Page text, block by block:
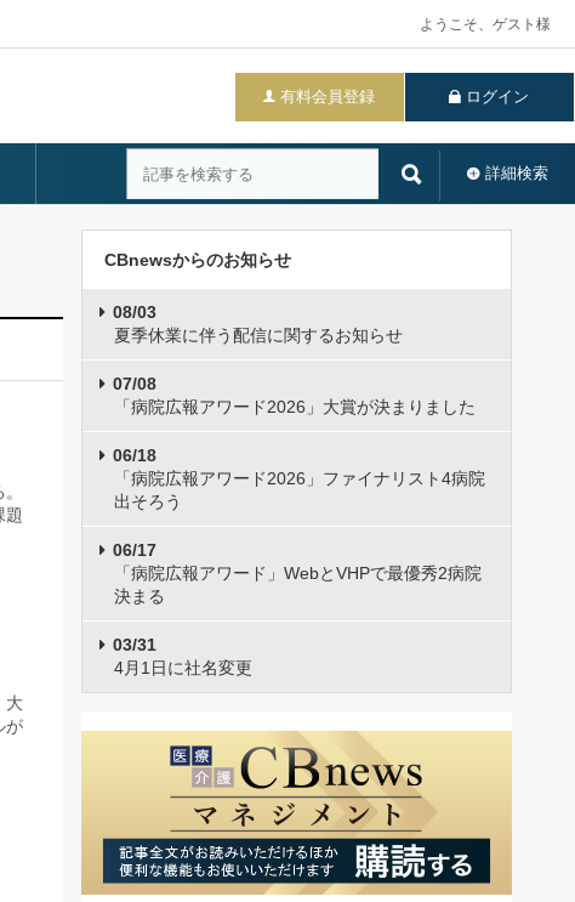
ようこそ、ゲスト様
有料会員登録 ログイン
詳細検索
題
大
が
CBnewsからのお知らせ
08/03
夏季休業に伴う配信に関するお知らせ
07/08
「病院広報アワード2026」大賞が決まりました
06/18
「病院広報アワード2026」ファイナリスト4病院
出そろう
06/17
「病院広報アワード」WebとVHPで最優秀2病院
決まる
03/31
4月1日に社名変更